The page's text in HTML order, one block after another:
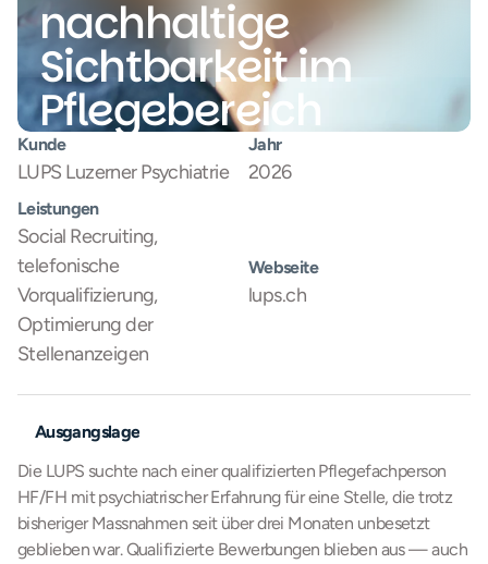
nachhaltige
Sichtbarkeit im
Pflegebereich
Kunde
LUPS Luzerner Psychiatrie
Jahr
2026
Leistungen
Social Recruiting,
telefonische
Vorqualifizierung,
Optimierung der
Stellenanzeigen
Webseite
lups.ch
Ausgangslage
Die LUPS suchte nach einer qualifizierten Pflegefachperson
HF/FH mit psychiatrischer Erfahrung für eine Stelle, die trotz
bisheriger Massnahmen seit über drei Monaten unbesetzt
geblieben war. Qualifizierte Bewerbungen blieben aus — auch